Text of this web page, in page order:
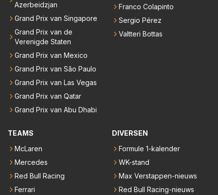
Azerbeidzjan
Grand Prix van Singapore
Grand Prix van de
Verenigde Staten
Grand Prix van Mexico
Grand Prix van São Paulo
Grand Prix van Las Vegas
Grand Prix van Qatar
Grand Prix van Abu Dhabi
Franco Colapinto
Sergio Pérez
Valtteri Bottas
TEAMS
McLaren
Mercedes
Red Bull Racing
Ferrari
DIVERSEN
Formule 1-kalender
WK-stand
Max Verstappen-nieuws
Red Bull Racing-nieuws